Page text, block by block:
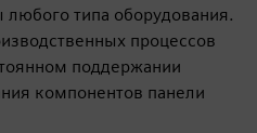
типа оборудования.
процессов
поддержании
компонентов панели